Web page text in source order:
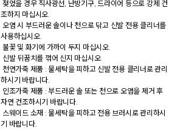
조하지 마십시오.
사용하십시오.
하시기 바랍니다.
자연 건조하시기 바랍니다.
기 바랍니다.